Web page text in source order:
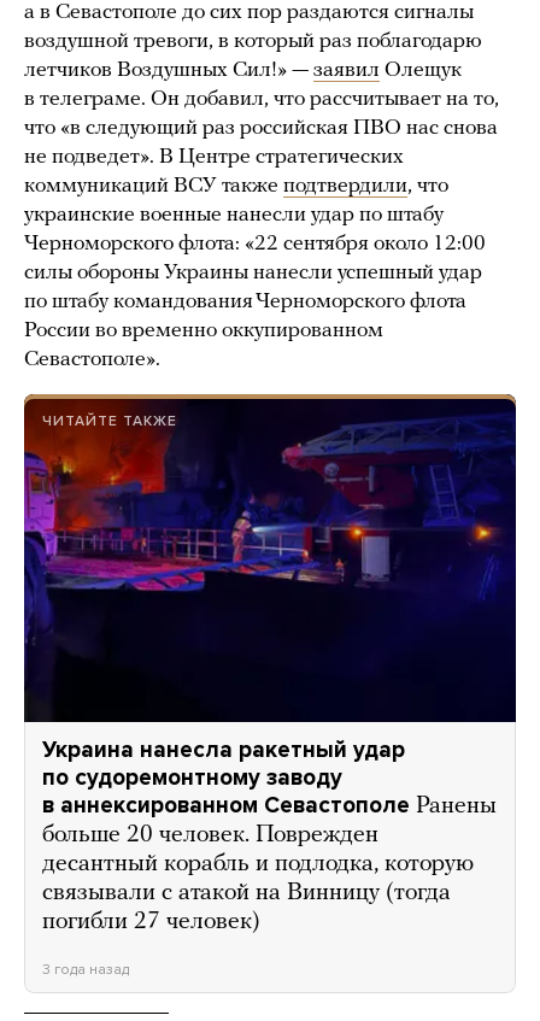
а в Севастополе до сих пор раздаются сигналы
воздушной тревоги, в который раз поблагодарю
летчиков Воздушных Сил!» — заявил Олещук
в телеграме. Он добавил, что рассчитывает на то,
что «в следующий раз российская ПВО нас снова
не подведет». В Центре стратегических
коммуникаций ВСУ также подтвердили, что
украинские военные нанесли удар по штабу
Черноморского флота: «22 сентября около 12:00
силы обороны Украины нанесли успешный удар
по штабу командования Черноморского флота
России во временно оккупированном
Севастополе».
ЧИТАЙТЕ ТАКЖЕ
Украина нанесла ракетный удар
по судоремонтному заводу
в аннексированном Севастополе Ранены
больше 20 человек. Поврежден
десантный корабль и подлодка, которую
связывали с атакой на Винницу (тогда
погибли 27 человек)
3 года назад